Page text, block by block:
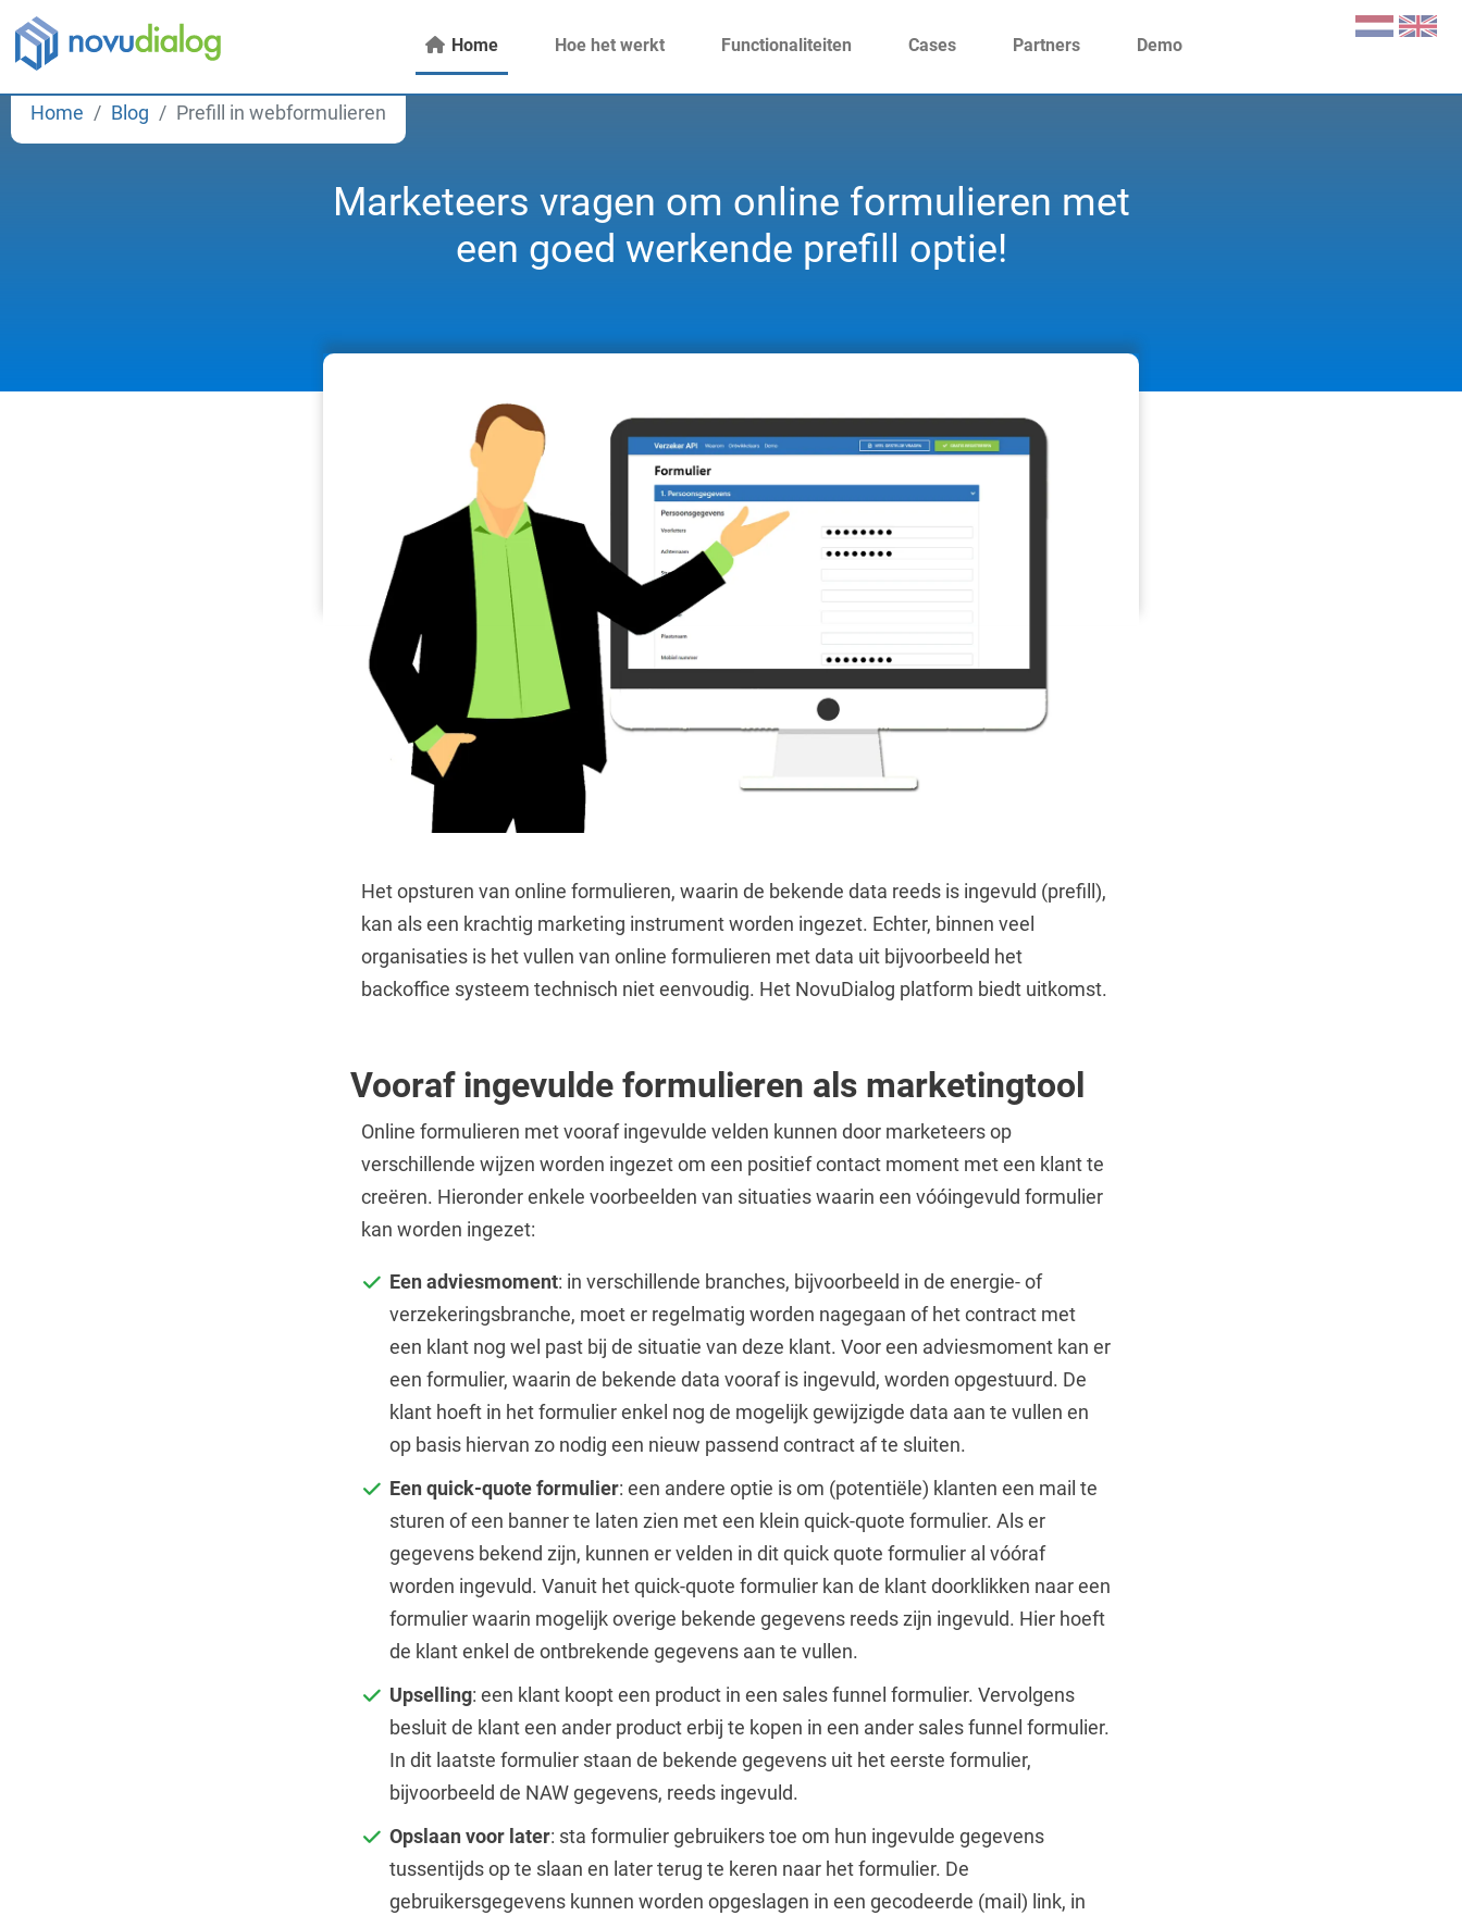
Home Hoe het werkt Functionaliteiten Cases Partners Demo
Home Blog Prefill in webformulieren
Marketeers vragen om online formulieren met
een goed werkende prefill optie!
Het opsturen van online formulieren, waarin de bekende data reeds is ingevuld (prefill),
kan als een krachtig marketing instrument worden ingezet. Echter, binnen veel
organisaties is het vullen van online formulieren met data uit bijvoorbeeld het
backoffice systeem technisch niet eenvoudig. Het NovuDialog platform biedt uitkomst.
Vooraf ingevulde formulieren als marketingtool
Online formulieren met vooraf ingevulde velden kunnen door marketeers op
verschillende wijzen worden ingezet om een positief contact moment met een klant te
creëren. Hieronder enkele voorbeelden van situaties waarin een vóóingevuld formulier
kan worden ingezet:
Een adviesmoment: in verschillende branches, bijvoorbeeld in de energie- of
verzekeringsbranche, moet er regelmatig worden nagegaan of het contract met
een klant nog wel past bij de situatie van deze klant. Voor een adviesmoment kan er
een formulier, waarin de bekende data vooraf is ingevuld, worden opgestuurd. De
klant hoeft in het formulier enkel nog de mogelijk gewijzigde data aan te vullen en
op basis hiervan zo nodig een nieuw passend contract af te sluiten.
Een quick-quote formulier: een andere optie is om (potentiële) klanten een mail te
sturen of een banner te laten zien met een klein quick-quote formulier. Als er
gegevens bekend zijn, kunnen er velden in dit quick quote formulier al vóóraf
worden ingevuld. Vanuit het quick-quote formulier kan de klant doorklikken naar een
formulier waarin mogelijk overige bekende gegevens reeds zijn ingevuld. Hier hoeft
de klant enkel de ontbrekende gegevens aan te vullen.
Upselling: een klant koopt een product in een sales funnel formulier. Vervolgens
besluit de klant een ander product erbij te kopen in een ander sales funnel formulier.
In dit laatste formulier staan de bekende gegevens uit het eerste formulier,
bijvoorbeeld de NAW gegevens, reeds ingevuld.
Opslaan voor later: sta formulier gebruikers toe om hun ingevulde gegevens
tussentijds op te slaan en later terug te keren naar het formulier. De
gebruikersgegevens kunnen worden opgeslagen in een gecodeerde (mail) link, in